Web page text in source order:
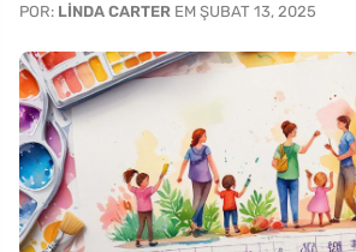
POR: LINDA CARTER EM ŞUBAT 13, 2025